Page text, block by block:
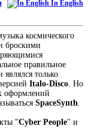
In English
космического
броскими
правильное
являлся только
Italo-Disco . Но
оформлений
SpaceSynth
"Cyber People" и